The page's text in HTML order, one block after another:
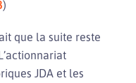
)
que la suite reste
JDA et les